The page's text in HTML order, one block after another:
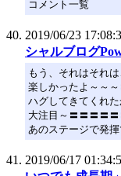
コメント一覧
2019/06/23
シャルブログ
もう、それはそれ
楽しかったよ～～
ハグしてきてくれ
大注目～〓〓〓〓
あのステージで発
2019/06/17